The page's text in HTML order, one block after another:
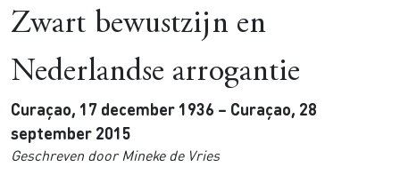
Zwart bewustzijn en
Nederlandse arrogantie
Curaçao, 17 december 1936 – Curaçao, 28
september 2015
Geschreven door Mineke de Vries